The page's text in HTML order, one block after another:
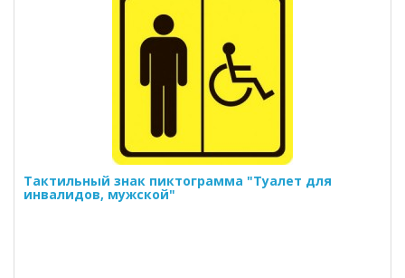
Тактильный знак пиктограмма "Туалет для
инвалидов, мужской"